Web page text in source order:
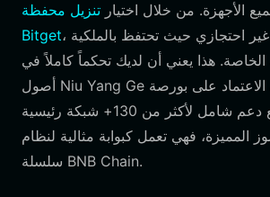
الأجهزة. من خلال اختيار تنزيل محفظة
Bitget، فإنك تختار حلاً غير احتجازي حيث تحتفظ بالملكية
الخاصة. هذا يعني أن لديك تحكماً كاملاً في
أصول Niu Yang Ge الخاصة بك دون الاعتماد على بورصة
مركزية. مع دعم شامل لأكثر من 130+ شبكة رئيسية
المميزة، فهي تعمل كبوابة مثالية لنظام
سلسلة BNB Chain.